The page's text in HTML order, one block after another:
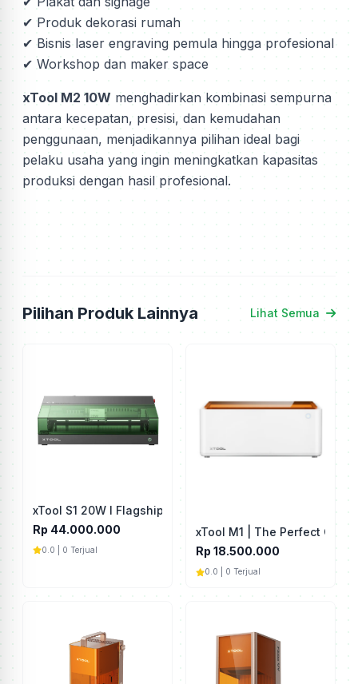
✔ Produk dekorasi rumah
✔ Bisnis laser engraving pemula hingga profesional
✔ Workshop dan maker space
xTool M2 10W menghadirkan kombinasi sempurna
antara kecepatan, presisi, dan kemudahan
penggunaan, menjadikannya pilihan ideal bagi
pelaku usaha yang ingin meningkatkan kapasitas
produksi dengan hasil profesional.
Pilihan Produk Lainnya Lihat Semua
xTool S1 20W I Flagship Diode Laser Cutter
Rp 44.000.000
0.0 | 0 Terjual
xTool M1 | The Perfect
Rp 18.500.000
0.0 | 0 Terjual